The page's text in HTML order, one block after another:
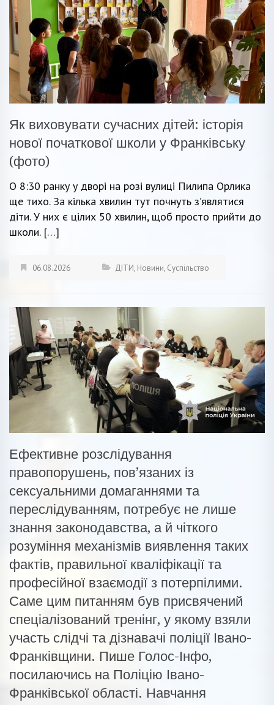
Як виховувати сучасних дітей: історія
нової початкової школи у Франківську
(фото)
О 8:30 ранку у дворі на розі вулиці Пилипа Орлика
ще тихо. За кілька хвилин тут почнуть з’являтися
діти. У них є цілих 50 хвилин, щоб просто прийти до
школи. […]
06.08.2026 ДІТИ, Новини, Суспільство
Ефективне розслідування
правопорушень, пов’язаних із
сексуальними домаганнями та
переслідуванням, потребує не лише
знання законодавства, а й чіткого
розуміння механізмів виявлення таких
фактів, правильної кваліфікації та
професійної взаємодії з потерпілими.
Саме цим питанням був присвячений
спеціалізований тренінг, у якому взяли
участь слідчі та дізнавачі поліції Івано-
Франківщини. Пише Голос-Інфо,
посилаючись на Поліцію Івано-
Франківської області. Навчання